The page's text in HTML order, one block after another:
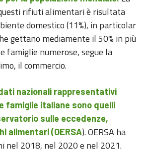
rifiuti alimentari è risultata
domestico (11%), in particolar
gettano mediamente il 50% in più
famiglie numerose, segue la
il commercio.
nazionali rappresentativi
famiglie italiane sono quelli
sulle eccedenze,
alimentari (OERSA). OERSA ha
nel 2018, nel 2020 e nel 2021.